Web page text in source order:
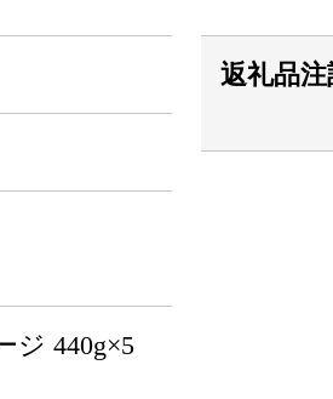
ジ 440g×5
返礼品注